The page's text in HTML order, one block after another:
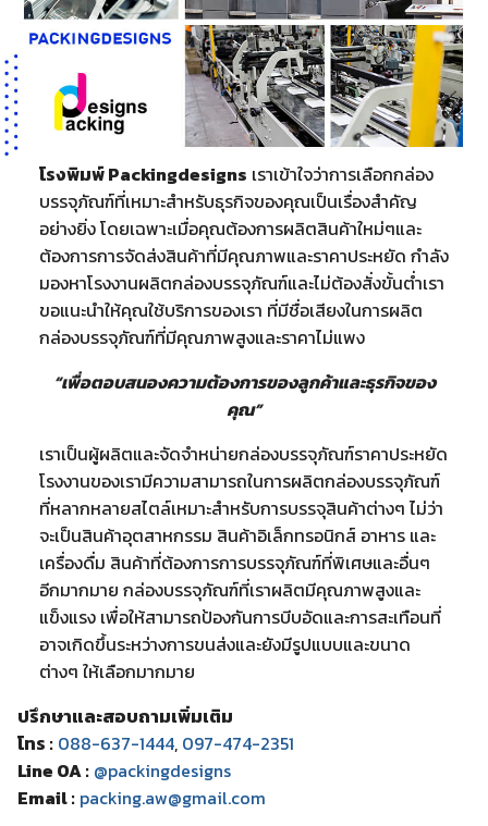
โรงพิมพ์ Packingdesigns เราเข้าใจว่าการเลือกกล่อง
บรรจุภัณฑ์ที่เหมาะสำหรับธุรกิจของคุณเป็นเรื่องสำคัญ
อย่างยิ่ง โดยเฉพาะเมื่อคุณต้องการผลิตสินค้าใหม่ๆและ
ต้องการการจัดส่งสินค้าที่มีคุณภาพและราคาประหยัด กำลัง
มองหาโรงงานผลิตกล่องบรรจุภัณฑ์และไม่ต้องสั่งขั้นต่ำเรา
ขอแนะนำให้คุณใช้บริการของเรา ที่มีชื่อเสียงในการผลิต
กล่องบรรจุภัณฑ์ที่มีคุณภาพสูงและราคาไม่แพง
“เพื่อตอบสนองความต้องการของลูกค้าและธุรกิจของ
คุณ”
เราเป็นผู้ผลิตและจัดจำหน่ายกล่องบรรจุภัณฑ์ราคาประหยัด
โรงงานของเรามีความสามารถในการผลิตกล่องบรรจุภัณฑ์
ที่หลากหลายสไตล์เหมาะสำหรับการบรรจุสินค้าต่างๆ ไม่ว่า
จะเป็นสินค้าอุตสาหกรรม สินค้าอิเล็กทรอนิกส์ อาหาร และ
เครื่องดื่ม สินค้าที่ต้องการการบรรจุภัณฑ์ที่พิเศษและอื่นๆ
อีกมากมาย กล่องบรรจุภัณฑ์ที่เราผลิตมีคุณภาพสูงและ
แข็งแรง เพื่อให้สามารถป้องกันการบีบอัดและการสะเทือนที่
อาจเกิดขึ้นระหว่างการขนส่งและยังมีรูปแบบและขนาด
ต่างๆ ให้เลือกมากมาย
ปรึกษาและสอบถามเพิ่มเติม
โทร : 088-637-1444, 097-474-2351
Line OA : @packingdesigns
Email : packing.aw@gmail.com